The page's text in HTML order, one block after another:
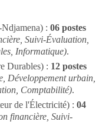
: 06 postes
Suivi-Évaluation,
Informatique).
Durables) : 12 postes
Développement urbain,
Comptabilité).
de l'Électricité) : 04
financière, Suivi-